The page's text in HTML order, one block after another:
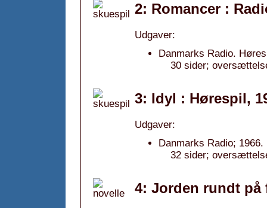
2: Romancer :
Udgaver:
Danmarks Radio.
30 sider;
3: Idyl : Hørespil,
Udgaver:
Danmarks Radio; 1966.
32 sider;
4: Jorden rundt på